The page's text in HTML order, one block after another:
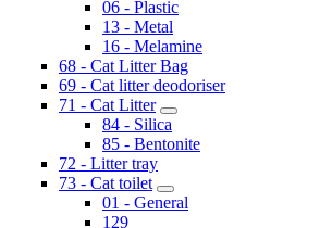
06 - Plastic
13 - Metal
16 - Melamine
68 - Cat Litter Bag
69 - Cat litter deodoriser
71 - Cat Litter
84 - Silica
85 - Bentonite
72 - Litter tray
73 - Cat toilet
01 - General
129